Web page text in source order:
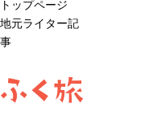
トップページ
地元ライター記
事
く旅